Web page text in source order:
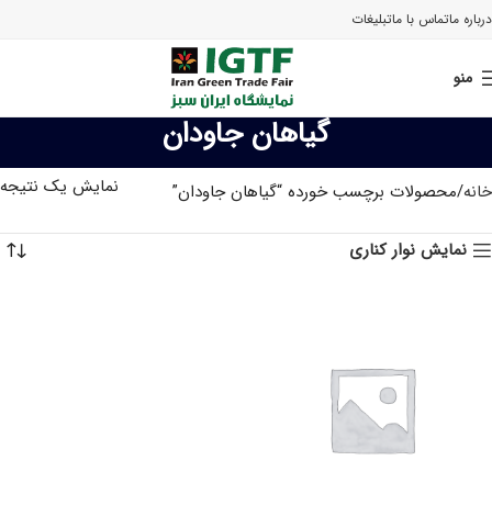
درباره ماتماس با ماتبلیغات
منو
گیاهان جاودان
خانه محصولات برچسب خورده “گیاهان جاودان” نمایش یک نتیجه
نمایش نوار کناری